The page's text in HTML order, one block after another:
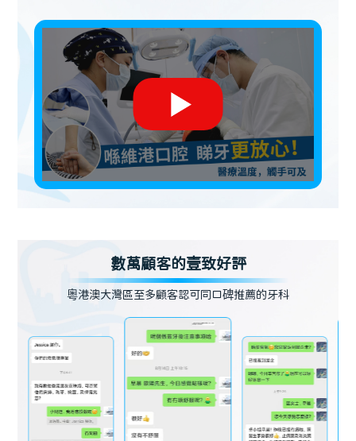
數萬顧客的壹致好評
粵港澳大灣區至多顧客認可同口碑推薦的牙科